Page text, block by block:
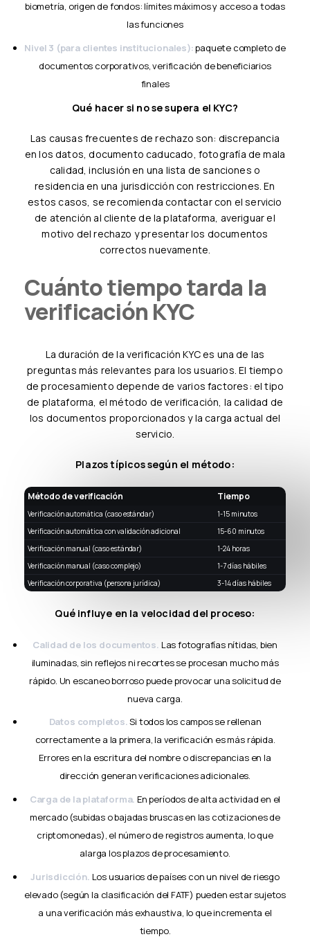
biometría, origen de fondos: límites máximos y acceso a todas
las funciones
Nivel 3 (para clientes institucionales):paquete completo de
documentos corporativos, verificación de beneficiarios
finales
Qué hacer si no se supera el KYC?
Las causas frecuentes de rechazo son: discrepancia
en los datos, documento caducado, fotografía de mala
calidad, inclusión en una lista de sanciones o
residencia en una jurisdicción con restricciones. En
estos casos, se recomienda contactar con el servicio
de atención al cliente de la plataforma, averiguar el
motivo del rechazo y presentar los documentos
correctos nuevamente.
Cuánto tiempo tarda la
verificación KYC
La duración de la verificación KYC es una de las
preguntas más relevantes para los usuarios. El tiempo
de procesamiento depende de varios factores: el tipo
de plataforma, el método de verificación, la calidad de
los documentos proporcionados y la carga actual del
servicio.
Plazos típicos según el método:
Método de verificación Tiempo
Verificación automática (caso estándar)
1-15 minutos
Verificación automática con validación adicional
15-60 minutos
Verificación manual (caso estándar)
1-24 horas
Verificación manual (caso complejo)
1-7 días hábiles
Verificación corporativa (persona jurídica)
3-14 días hábiles
Qué influye en la velocidad del proceso:
Calidad de los documentos. Las fotografías nítidas, bien
iluminadas, sin reflejos ni recortes se procesan mucho más
rápido. Un escaneo borroso puede provocar una solicitud de
nueva carga.
Datos completos.Si todos los campos se rellenan
correctamente a la primera, la verificación es más rápida.
Errores en la escritura del nombre o discrepancias en la
dirección generan verificaciones adicionales.
Carga de la plataforma. En períodos de alta actividad en el
mercado (subidas o bajadas bruscas en las cotizaciones de
criptomonedas), el número de registros aumenta, lo que
alarga los plazos de procesamiento.
Jurisdicción. Los usuarios de países con un nivel de riesgo
elevado (según la clasificación del FATF) pueden estar sujetos
a una verificación más exhaustiva, lo que incrementa el
tiempo.